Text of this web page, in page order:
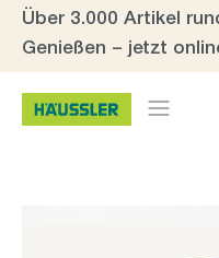
Zum Hauptinhalt springen
Über 3.000 Artikel
Genießen – jetzt